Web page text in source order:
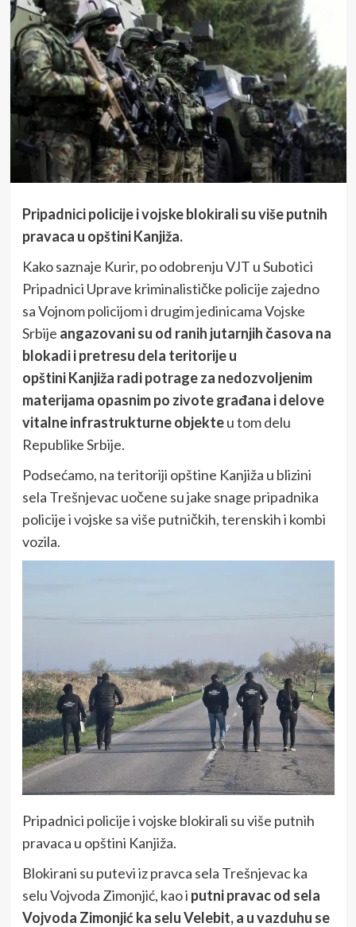
Pripadnici policije i vojske blokirali su više putnih
pravaca u opštini Kanjiža.
Kako saznaje Kurir, po odobrenju VJT u Subotici
Pripadnici Uprave kriminalističke policije zajedno
sa Vojnom policijom i drugim jedinicama Vojske
Srbije angazovani su od ranih jutarnjih časova na
blokadi i pretresu dela teritorije u
opštini Kanjiža radi potrage za nedozvoljenim
materijama opasnim po zivote građana i delove
vitalne infrastrukturne objekteu tom delu
Republike Srbije.
Podsećamo, na teritoriji opštine Kanjiža u blizini
sela Trešnjevac uočene su jake snage pripadnika
policije i vojske sa više putničkih, terenskih i kombi
vozila.
Pripadnici policije i vojske blokirali su više putnih
pravaca u opštini Kanjiža.
Blokirani su putevi iz pravca sela Trešnjevac ka
selu Vojvoda Zimonjić, kao i putni pravac od sela
Vojvoda Zimonjić ka selu Velebit, a u vazduhu se